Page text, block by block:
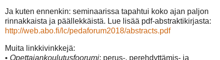
Ja kuten ennenkin: seminaarissa tapahtui koko ajan paljon
rinnakkaista ja päällekkäistä. Lue lisää pdf-abstraktikirjasta:
http://web.abo.fi/lc/pedaforum2018/abstracts.pdf
Muita linkkivinkkejä:
• Opettajankoulutusfoorumi: perus-, perehdyttämis- ja